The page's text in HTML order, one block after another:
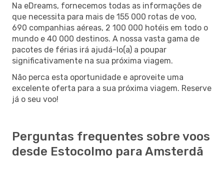
Na eDreams, fornecemos todas as informações de
que necessita para mais de 155 000 rotas de voo,
690 companhias aéreas, 2 100 000 hotéis em todo o
mundo e 40 000 destinos. A nossa vasta gama de
pacotes de férias irá ajudá-lo(a) a poupar
significativamente na sua próxima viagem.
Não perca esta oportunidade e aproveite uma
excelente oferta para a sua próxima viagem. Reserve
já o seu voo!
Perguntas frequentes sobre voos
desde Estocolmo para Amsterdã